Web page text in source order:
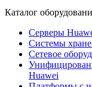
Каталог
Серверы
Системы
Сетевое
Huawei